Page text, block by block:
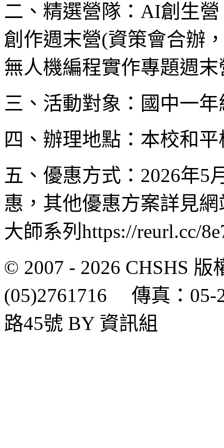
二、精選營隊：AI創生
創作週末營(資策會合辦
無人機編程實作專題週
三、活動對象：國中一
四、辦理地點：本校和
五、優惠方式：2026年5
惠，其他優惠方案詳見
大師系列https://reurl.cc/
© 2007 - 2026 CHSHS
(05)2761716 傳真：05-
路45號 BY 資訊組